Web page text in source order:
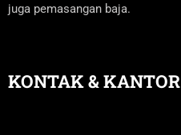
juga pemasangan baja.
KONTAK & KANTOR